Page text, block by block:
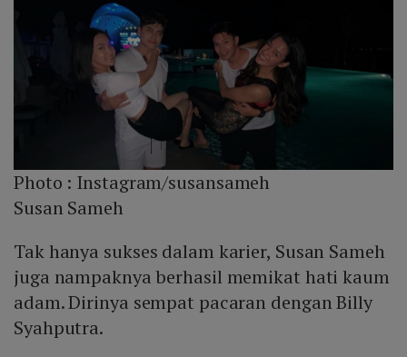
Photo : Instagram/susansameh
Susan Sameh
Tak hanya sukses dalam karier, Susan Sameh
juga nampaknya berhasil memikat hati kaum
adam. Dirinya sempat pacaran dengan Billy
Syahputra.